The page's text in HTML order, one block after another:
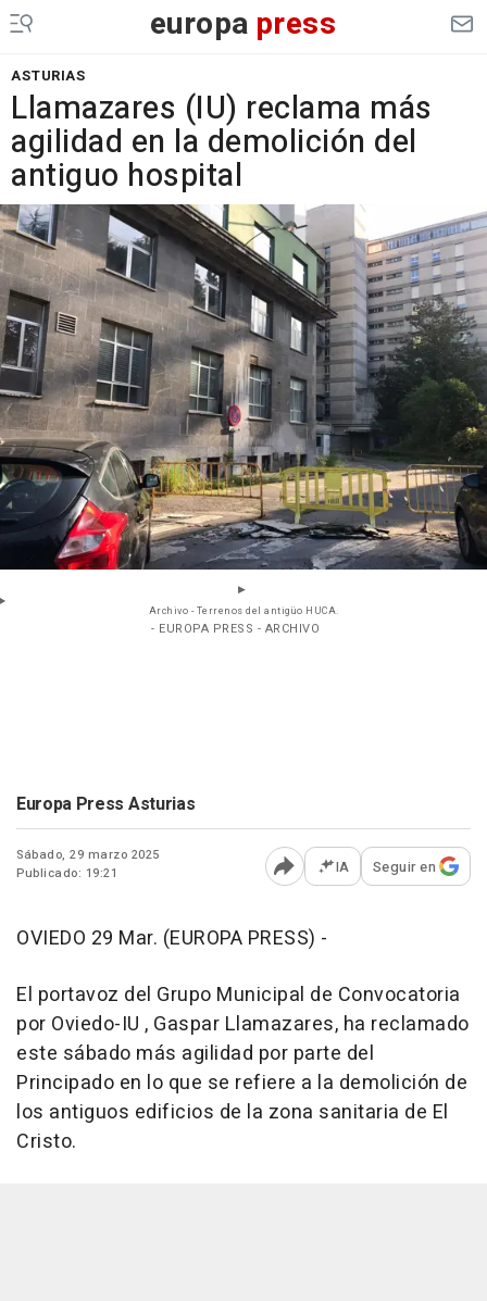
europa press
ASTURIAS
Llamazares (IU) reclama más
agilidad en la demolición del
antiguo hospital
Archivo - Terrenos del antigüo HUCA.
- EUROPA PRESS - ARCHIVO
Europa Press Asturias
Sábado, 29 marzo 2025
Publicado: 19:21
Abrir opciones para
IA Seguir en
OVIEDO 29 Mar. (EUROPA PRESS) -
El portavoz del Grupo Municipal de Convocatoria
por Oviedo-IU , Gaspar Llamazares, ha reclamado
este sábado más agilidad por parte del
Principado en lo que se refiere a la demolición de
los antiguos edificios de la zona sanitaria de El
Cristo.